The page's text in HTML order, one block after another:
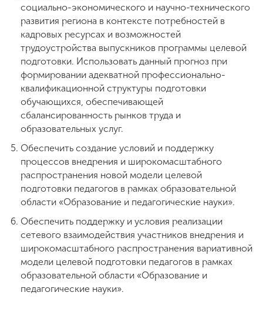
социально-экономического и научно-технического
развития региона в контексте потребностей в
кадровых ресурсах и возможностей
трудоустройства выпускников программы целевой
подготовки. Использовать данный прогноз при
формировании адекватной профессионально-
квалификационной структуры подготовки
обучающихся, обеспечивающей
сбалансированность рынков труда и
образовательных услуг.
Обеспечить создание условий и поддержку
процессов внедрения и широкомасштабного
распространения новой модели целевой
подготовки педагогов в рамках образовательной
области «Образование и педагогические науки».
Обеспечить поддержку и условия реализации
сетевого взаимодействия участников внедрения и
широкомасштабного распространения вариативной
модели целевой подготовки педагогов в рамках
образовательной области «Образование и
педагогические науки».